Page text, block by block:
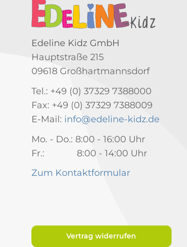
Edeline Kidz GmbH
Hauptstraße 215
09618 Großhartmannsdorf
Tel.: +49 (0) 37329 7388000
Fax: +49 (0) 37329 7388009
E-Mail: info@edeline-kidz.de
Mo. - Do.: 8:00 - 16:00 Uhr
Fr.: 8:00 - 14:00 Uhr
Zum Kontaktformular
Vertrag widerrufen